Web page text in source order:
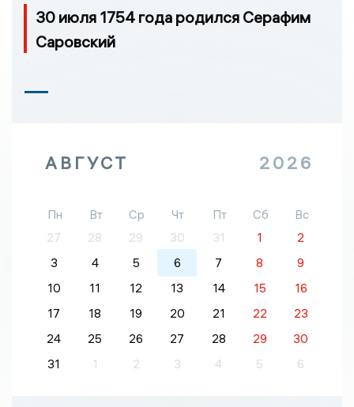
30 июля 1754 года родился Серафим
Саровский
АВГУСТ 2026
Пн Вт Ср Чт Пт Сб
Вс
27
28 29 30 31 1
2
3
4 5 6 7 8
9
10
11 12 13 14 15
16
17
18 19 20 21 22
23
24
25 26 27 28 29
30
31
1 2 3 4 5 6